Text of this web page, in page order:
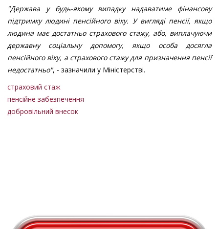
"Держава у будь-якому випадку надаватиме фінансову
підтримку людині пенсійного віку. У вигляді пенсії, якщо
людина має достатньо страхового стажу, або, виплачуючи
державну соціальну допомогу, якщо особа досягла
пенсійного віку, а страхового стажу для призначення пенсії
недостатньо", - зазначили у Міністерстві.
страховий стаж
пенсійне забезпечення
добровільний внесок